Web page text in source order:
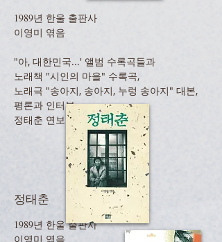
1989년 한울 출판사
이영미 엮음
"아, 대한민국...' 앨범 수록곡들과
노래책 "시인의 마을" 수록곡,
노래극 "송아지, 송아지, 누렁 송아지" 대본,
평론과 인터뷰,
정태춘 연보 등 수록
정태춘
1989년 한울 출판사
이영미 엮음